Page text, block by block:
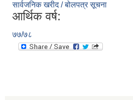
सार्वजनिक खरीद / बोलपत्र सूचना
आर्थिक वर्ष:
७७/७८